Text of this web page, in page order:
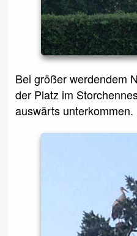
Bei größer werdendem
der Platz im
auswärts unterkommen.